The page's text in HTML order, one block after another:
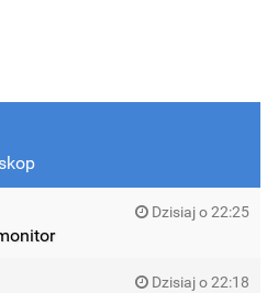
Dzisiaj o 22:25
Dzisiaj o 22:18